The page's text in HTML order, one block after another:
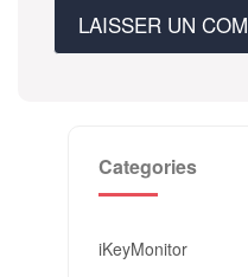
Categories
iKeyMonitor